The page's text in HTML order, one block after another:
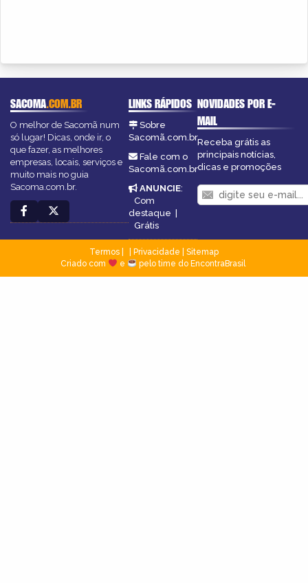
SACOMA.COM.BR
O melhor de Sacomã num
só lugar! Dicas, onde ir, o
que fazer, as melhores
empresas, locais, serviços e
muito mais no guia
Sacoma.com.br.
LINKS RÁPIDOS
Sobre
Sacomã.com.br
Fale com o
Sacomã.com.br
ANUNCIE:
Com
destaque |
Grátis
NOVIDADES POR E-
MAIL
Receba grátis as
principais notícias,
dicas e promoções
Termos Privacidade
Sitemap
Criado com
e pelo time do EncontraBrasil